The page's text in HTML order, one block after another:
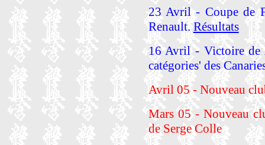
23 Avril - Coupe de
Renault. Résultats
16 Avril - Victoire de
catégories' des
Avril 05 - Nouveau
Mars 05 - Nouveau
de Serge Colle